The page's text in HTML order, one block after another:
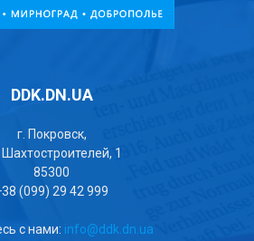
DDK.DN.UA
г. Покровск,
Шахтостроителей, 1
85300
(099) 29 42 999
с нами: info@ddk.dn.ua